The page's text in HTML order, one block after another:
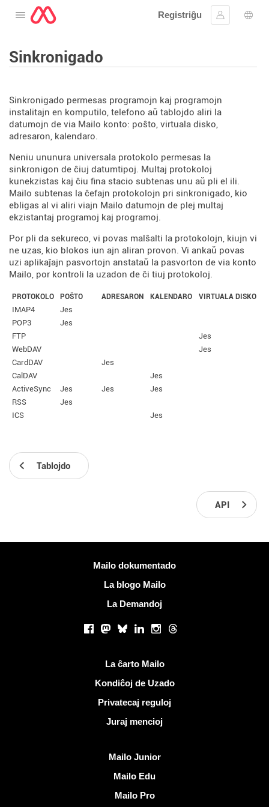
Malfermu la menuon
Registriĝu
Ensaluti
Sinkronigado
Sinkronigado permesas programojn kaj programojn
instalitajn en komputilo, telefono aŭ tablojdo aliri la
datumojn de via Mailo konto: poŝto, virtuala disko,
adresaron, kalendaro.
Neniu ununura universala protokolo permesas la
sinkronigon de ĉiuj datumtipoj. Multaj protokoloj
kunekzistas kaj ĉiu fina stacio subtenas unu aŭ pli el ili.
Mailo subtenas la ĉefajn protokolojn pri sinkronigado, kio
ebligas al vi aliri viajn Mailo datumojn de plej multaj
ekzistantaj programoj kaj programoj.
Por pli da sekureco, vi povas malŝalti la protokolojn, kiujn vi
ne uzas, kio blokos iun ajn aliran provon. Vi ankaŭ povas
uzi aplikaĵajn pasvortojn anstataŭ la pasvorton de via konto
Mailo, por kontroli la uzadon de ĉi tiuj protokoloj.
PROTOKOLO POŜTO ADRESARON KALENDARO VIRTUALA DISKO
IMAP4
Jes
POP3
Jes
FTP
Jes
WebDAV
Jes
CardDAV
Jes
CalDAV
Jes
ActiveSync
Jes Jes
Jes
RSS
Jes
ICS
Jes
Tablojdo
API
Mailo dokumentado
La blogo Mailo
La Demandoj
Facebook
Mastodon
BlueskyLinkedInInstagram
Threads
La ĉarto Mailo
Kondiĉoj de Uzado
Privatecaj reguloj
Juraj mencioj
Mailo Junior
Mailo Edu
Mailo Pro